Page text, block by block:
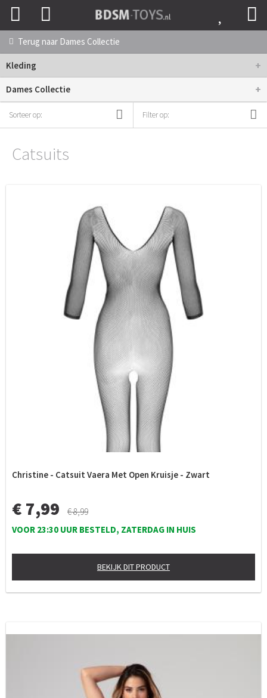
Terug naar Dames Collectie
Kleding +
Dames Collectie +
Sorteer op: Filter op:
Catsuits
Christine - Catsuit Vaera Met Open Kruisje - Zwart
€ 7,99
€ 8,99
VOOR 23:30 UUR BESTELD, ZATERDAG IN HUIS
BEKIJK DIT PRODUCT